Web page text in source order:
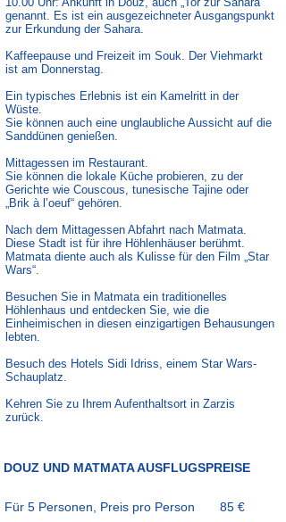
genannt. Es ist ein ausgezeichneter Ausgangspunkt
zur Erkundung der Sahara.
Kaffeepause und Freizeit im Souk. Der Viehmarkt
ist am Donnerstag.
Ein typisches Erlebnis ist ein Kamelritt in der
Wüste.
Sie können auch eine unglaubliche Aussicht auf die
Sanddünen genießen.
Mittagessen im Restaurant.
Sie können die lokale Küche probieren, zu der
Gerichte wie Couscous, tunesische Tajine oder
„Brik à l’oeuf“ gehören.
Nach dem Mittagessen Abfahrt nach Matmata.
Diese Stadt ist für ihre Höhlenhäuser berühmt.
Matmata diente auch als Kulisse für den Film „Star
Wars“.
Besuchen Sie in Matmata ein traditionelles
Höhlenhaus und entdecken Sie, wie die
Einheimischen in diesen einzigartigen Behausungen
lebten.
Besuch des Hotels Sidi Idriss, einem Star Wars-
Schauplatz.
Kehren Sie zu Ihrem Aufenthaltsort in Zarzis
zurück.
DOUZ UND MATMATA AUSFLUGSPREISE
Für 5 Personen, Preis pro Person
85 €